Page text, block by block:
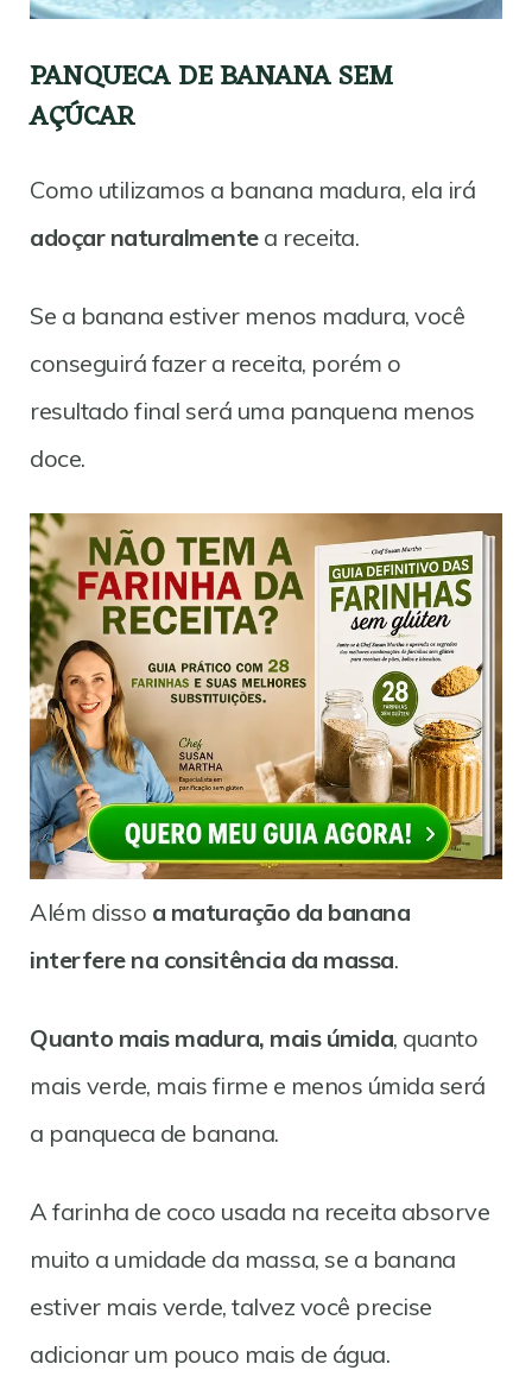
PANQUECA DE BANANA SEM
AÇÚCAR
Como utilizamos a banana madura, ela irá
adoçar naturalmentea receita.
Se a banana estiver menos madura, você
conseguirá fazer a receita, porém o
resultado final será uma panquena menos
doce.
Além disso a maturação da banana
interfere na consitência da massa.
Quanto mais madura, mais úmida, quanto
mais verde, mais firme e menos úmida será
a panqueca de banana.
A farinha de coco usada na receita absorve
muito a umidade da massa, se a banana
estiver mais verde, talvez você precise
adicionar um pouco mais de água.